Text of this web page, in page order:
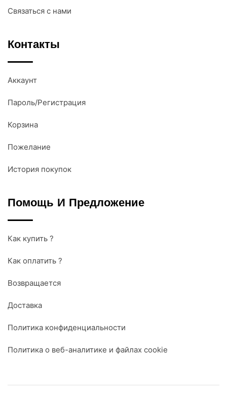
Связаться с нами
Контакты
Аккаунт
Пароль/Регистрация
Корзина
Пожелание
История покупок
Помощь И Предложение
Как купить ?
Как оплатить ?
Возвращается
Доставка
Политика конфиденциальности
Политика о веб-аналитике и файлах cookie